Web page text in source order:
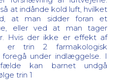
at indånde kold luft, hvilket
at man sidder foran et
eller ved at man tager
Hvis der ikke er effekt af
er trin 2 farmakologisk
under indlæggelse. I
kan barnet undgå
trin 1